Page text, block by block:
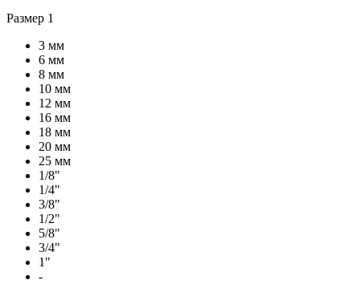
Размер 1
3 мм
6 мм
8 мм
10 мм
12 мм
16 мм
18 мм
20 мм
25 мм
1/8"
1/4"
3/8"
1/2"
5/8"
3/4"
1"
-